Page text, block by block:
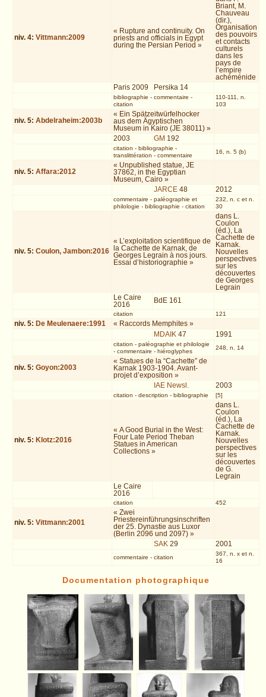
niv. 4:Vittmann:2009
« Rupture and continuity. On
priests and officials in Egypt
during the Persian Period »
Briant, M.
Chauveau
(dir.),
Organisation
des pouvoirs
et contacts
culturels
dans les
pays de
l’empire
achéménide
Paris 2009
Persika 14
bibliographie - commentaire -
citation
110-111, n.
103
niv. 5:Abdelraheim:2003b
« Ein Spätzeitwürfelhocker
aus dem Ägyptischen
Museum in Kairo (JE 38011) »
2003
GM 192
citation - bibliographie -
translittération - commentaire
16, n. 5 (b)
niv. 5:Affara:2012
« Unpublished statue, JE
37862, in the Egyptian
Museum, Cairo »
JARCE 48 2012
commentaire - paléographie et
philologie - bibliographie - citation
232, n. c et n.
30
niv. 5:Coulon, Jambon:2016
« L’exploitation scientifique de
la Cachette de Karnak, de
Georges Legrain à nos jours.
Essai d’historiographie »
dans L.
Coulon
(éd.), La
Cachette de
Karnak.
Nouvelles
perspectives
sur les
découvertes
de Georges
Legrain
Le Caire
2016
BdE 161
citation 121
niv. 5: De Meulenaere:1991
« Raccords Memphites »
MDAIK 47 1991
citation - paléographie et philologie
- commentaire - hiéroglyphes
248, n. 14
niv. 5:Goyon:2003
« Statues de la “Cachette” de
Karnak 1903-1904. Avant-
projet d’exposition »
IAE Newsl.
2003
citation - description - bibliographie [5]
niv. 5: Klotz:2016
« A Good Burial in the West:
Four Late Period Theban
Statues in American
Collections »
dans L.
Coulon
(éd.), La
Cachette de
Karnak.
Nouvelles
perspectives
sur les
découvertes
de G.
Legrain
Le Caire
2016
citation 452
niv. 5:Vittmann:2001
« Zwei
Priestereinführungsinschriften
der 25. Dynastie aus Luxor
(Berlin 2096 und 2097) »
SAK 29 2001
commentaire - citation
367, n. x et n.
16
Documentation photographique